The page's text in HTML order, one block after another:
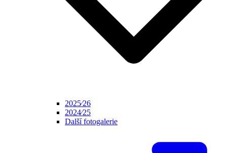
2025⁄26
2024⁄25
Další fotogalerie